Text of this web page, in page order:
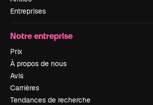
Entreprises
Notre entreprise
Prix
À propos de nous
Avis
Carrières
Tendances de recherche